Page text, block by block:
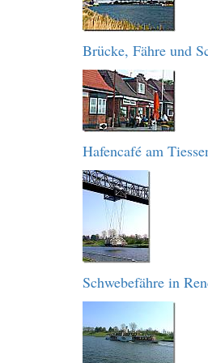
Brücke, Fähre und
Hafencafé am
Schwebefähre in